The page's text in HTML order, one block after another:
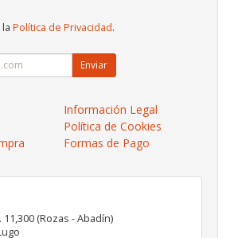
Política de Privacidad.
Enviar
Información Legal
Política de Cookies
Formas de Pago
11,300 (Rozas - Abadín)